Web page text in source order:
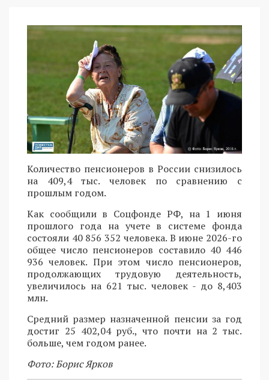
Количество пенсионеров в России снизилось
на 409,4 тыс. человек по сравнению с
прошлым годом.
Как сообщили в Соцфонде РФ, на 1 июня
прошлого года на учете в системе фонда
состояли 40 856 352 человека. В июне 2026-го
общее число пенсионеров составило 40 446
936 человек. При этом число пенсионеров,
продолжающих трудовую деятельность,
увеличилось на 621 тыс. человек - до 8,403
млн.
Средний размер назначенной пенсии за год
достиг 25 402,04 руб., что почти на 2 тыс.
больше, чем годом ранее.
Фото: Борис Ярков